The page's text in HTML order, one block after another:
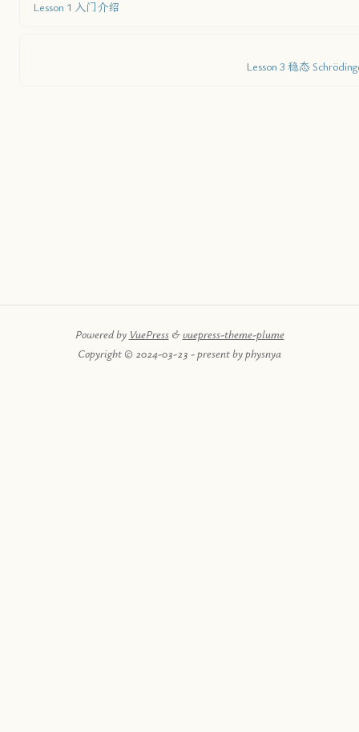
Lesson 1 入门介绍
Lesson 3 稳态
Powered by VuePress&vuepress-theme-plume
Copyright © 2024-03-23 - present by physnya